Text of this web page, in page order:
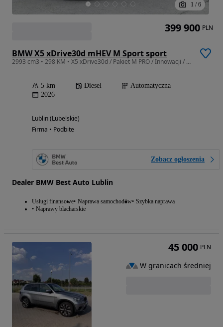
1 / 6
BMW X5 xDrive30d mHEV M Sport sport
2993 cm3 • 298 KM • X5 xDrive30d / Pakiet M PRO / Innowacji / Comfort / Hak / 2026
5 km Diesel
Automatyczna
2026
Lublin (Lubelskie)
Firma • Podbite
Zobacz ogłoszenia
Dealer BMW Best Auto Lublin
Usługi finansowe Naprawa samochodów Szybka naprawa
Naprawy blacharskie
399 900 PLN
45 000 PLN
W granicach średniej